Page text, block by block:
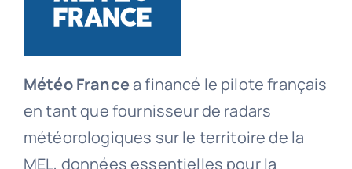
Météo Francea financé le pilote français
en tant que fournisseur de radars
météorologiques sur le territoire de la
MEL, données essentielles pour la